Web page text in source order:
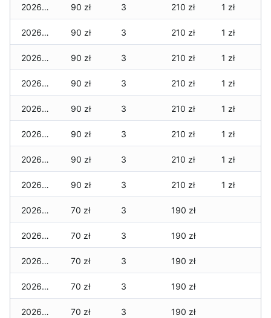
2026-03-05 90 zł 3 210 zł 1 zł
2026-03-04 90 zł 3 210 zł 1 zł
2026-03-03 90 zł 3 210 zł 1 zł
2026-03-02 90 zł 3 210 zł 1 zł
2026-03-01 90 zł 3 210 zł 1 zł
2026-02-27 90 zł 3 210 zł 1 zł
2026-02-26 90 zł 3 210 zł 1 zł
2026-02-25 90 zł 3 210 zł 1 zł
2026-02-24 70 zł 3 190 zł
2026-02-23 70 zł 3 190 zł
2026-02-22 70 zł 3 190 zł
2026-02-21 70 zł 3 190 zł
2026-02-20 70 zł 3 190 zł